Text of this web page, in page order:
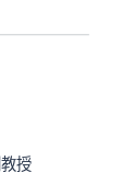
授